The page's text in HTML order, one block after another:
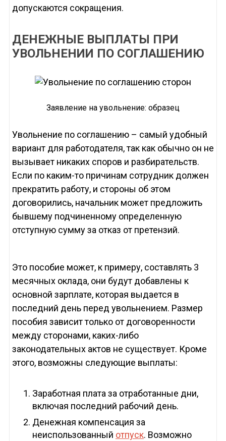
допускаются сокращения.
ДЕНЕЖНЫЕ ВЫПЛАТЫ ПРИ
УВОЛЬНЕНИИ ПО СОГЛАШЕНИЮ
Заявление на увольнение: образец
Увольнение по соглашению – самый удобный
вариант для работодателя, так как обычно он не
вызывает никаких споров и разбирательств.
Если по каким-то причинам сотрудник должен
прекратить работу, и стороны об этом
договорились, начальник может предложить
бывшему подчиненному определенную
отступную сумму за отказ от претензий.
Это пособие может, к примеру, составлять 3
месячных оклада, они будут добавлены к
основной зарплате, которая выдается в
последний день перед увольнением. Размер
пособия зависит только от договоренности
между сторонами, каких-либо
законодательных актов не существует. Кроме
этого, возможны следующие выплаты:
Заработная плата за отработанные дни,
включая последний рабочий день.
Денежная компенсация за
неиспользованный отпуск. Возможно